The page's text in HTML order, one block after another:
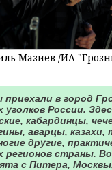
Мазиев /ИА
в город
уголков России.
кабардинцы,
аварцы, казахи,
другие,
регионов страны.
с Питера,